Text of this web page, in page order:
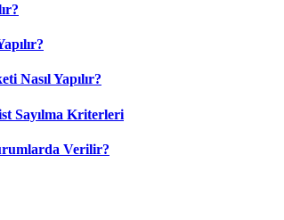
Nasıl Yapılır?
Sayılma Kriterleri
Verilir?